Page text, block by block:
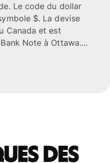
Le code du dollar
$. La devise
Canada et est
Note à Ottawa....
des